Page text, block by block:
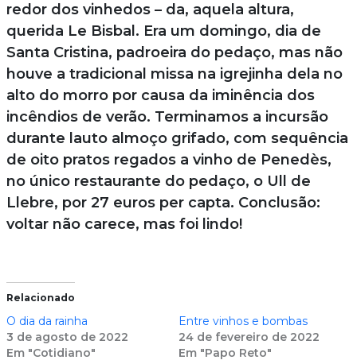
redor dos vinhedos – da, aquela altura,
querida Le Bisbal. Era um domingo, dia de
Santa Cristina, padroeira do pedaço, mas não
houve a tradicional missa na igrejinha dela no
alto do morro por causa da iminência dos
incêndios de verão. Terminamos a incursão
durante lauto almoço grifado, com sequência
de oito pratos regados a vinho de Penedès,
no único restaurante do pedaço, o Ull de
Llebre, por 27 euros per capta. Conclusão:
voltar não carece, mas foi lindo!
Relacionado
O dia da rainha
3 de agosto de 2022
Em "Cotidiano"
Entre vinhos e bombas
24 de fevereiro de 2022
Em "Papo Reto"